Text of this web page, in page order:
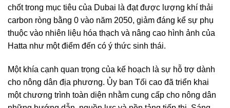
chốt trong mục tiêu của Dubai là đạt được lượng khí thải
carbon ròng bằng 0 vào năm 2050, giảm đáng kể sự phụ
thuộc vào nhiên liệu hóa thạch và nâng cao hình ảnh của
Hatta như một điểm đến có ý thức sinh thái.
Một khía cạnh quan trọng của kế hoạch là sự hỗ trợ dành
cho nông dân địa phương. Ủy ban Tối cao đã triển khai
một chương trình toàn diện nhằm cung cấp cho nông dân